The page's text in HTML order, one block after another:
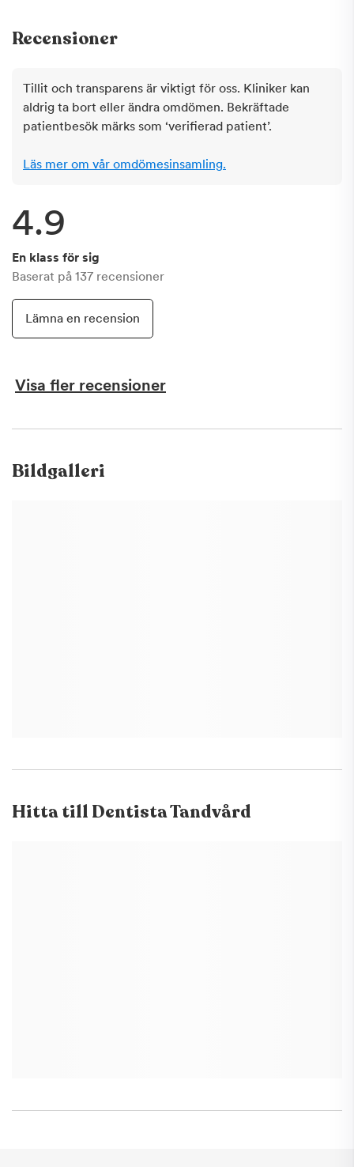
Recensioner
Tillit och transparens är viktigt för oss. Kliniker kan
aldrig ta bort eller ändra omdömen. Bekräftade
patientbesök märks som ‘verifierad patient’.
Läs mer om vår omdömesinsamling.
4.9
En klass för sig
Baserat på 137 recensioner
Lämna en recension
Visa fler recensioner
Bildgalleri
Hitta till Dentista Tandvård